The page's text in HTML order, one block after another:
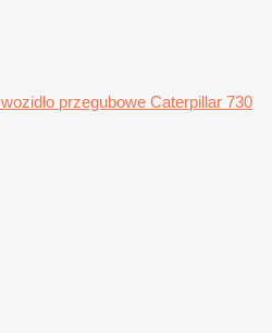
wozidło przegubowe Caterpillar 730